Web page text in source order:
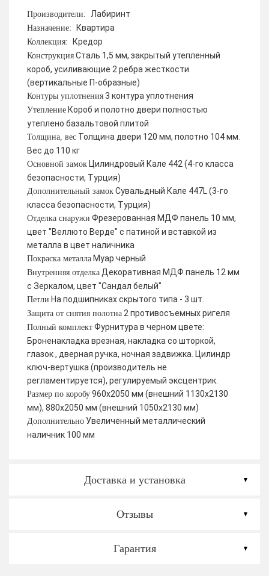
Производители: Лабиринт
Назначение: Квартира
Коллекция: Кредор
Конструкция Сталь 1,5 мм, закрытый утепленный
короб, усиливающие 2 ребра жесткости
(вертикальные П-образные)
Контуры уплотнения 3 контура уплотнения
Утепление Короб и полотно двери полностью
утеплено базальтовой плитой
Толщина, вес Толщина двери 120 мм, полотно 104 мм.
Вес до 110 кг
Основной замок Цилиндровый Кале 442 (4-го класса
безопасности, Турция)
Дополнительный замок Сувальдный Кале 447L (3-го
класса безопасности, Турция)
Отделка снаружи Фрезерованная МДФ панель 10 мм,
цвет "Веллюто Верде" с патиной и вставкой из
металла в цвет наличника
Покраска металла Муар черный
Внутренняя отделка Декоративная МДФ панель 12 мм
с Зеркалом, цвет "Сандал белый"
Петли На подшипниках скрытого типа - 3 шт.
Защита от снятия полотна 2 противосъемных ригеля
Полный комплект Фурнитура в черном цвете:
Броненакладка врезная, накладка со шторкой,
глазок , дверная ручка, ночная задвижка. Цилиндр
ключ-вертушка (производитель не
регламентируется), регулируемый эксцентрик.
Размер по коробу 960х2050 мм (внешний 1130х2130
мм), 880х2050 мм (внешний 1050х2130 мм)
Дополнительно Увеличенный металлический
наличник 100 мм
Доставка и установка
Отзывы
Гарантия